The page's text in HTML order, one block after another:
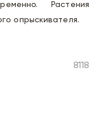
Растения
опрыскивателя.
8118